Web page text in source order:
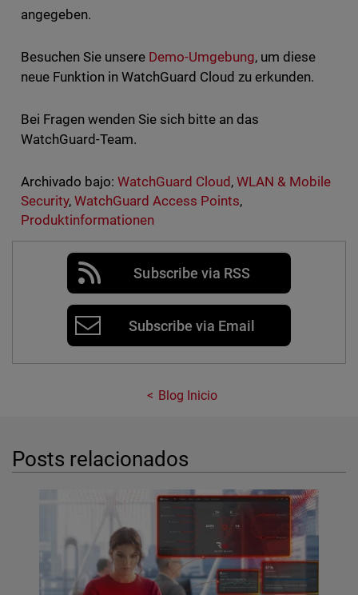
angegeben.
Besuchen Sie unsere Demo-Umgebung, um diese
neue Funktion in WatchGuard Cloud zu erkunden.
Bei Fragen wenden Sie sich bitte an das
WatchGuard-Team.
Archivado bajo: WatchGuard Cloud,WLAN & Mobile
Security, WatchGuard Access Points,
Produktinformationen
Subscribe via RSS
Subscribe via Email
Blog Inicio
Posts relacionados